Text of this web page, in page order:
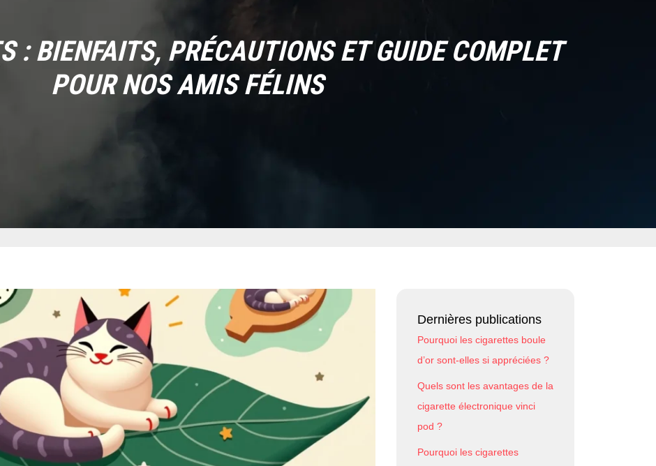
: BIENFAITS, PRÉCAUTIONS ET GUIDE COMPLET
POUR NOS AMIS FÉLINS
Dernières publications
Pourquoi les cigarettes boule
d’or sont-elles si appréciées ?
Quels sont les avantages de la
cigarette électronique vinci
pod ?
Pourquoi les cigarettes